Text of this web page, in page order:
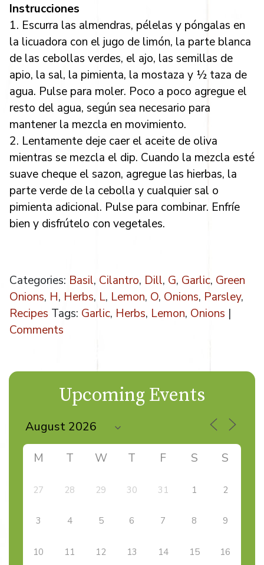
Instrucciones
1. Escurra las almendras, pélelas y póngalas en
la licuadora con el jugo de limón, la parte blanca
de las cebollas verdes, el ajo, las semillas de
apio, la sal, la pimienta, la mostaza y ½ taza de
agua. Pulse para moler. Poco a poco agregue el
resto del agua, según sea necesario para
mantener la mezcla en movimiento.
2. Lentamente deje caer el aceite de oliva
mientras se mezcla el dip. Cuando la mezcla esté
suave cheque el sazon, agregue las hierbas, la
parte verde de la cebolla y cualquier sal o
pimienta adicional. Pulse para combinar. Enfríe
bien y disfrútelo con vegetales.
Categories: Basil, Cilantro, Dill, G, Garlic, Green
Onions, H, Herbs, L, Lemon, O, Onions, Parsley,
Recipes Tags: Garlic, Herbs, Lemon, Onions |
Comments
Upcoming Events
M T W T F S S
27 28 29 30 31 1 2
3 4 5 6 7 8 9
10 11 12 13 14 15 16